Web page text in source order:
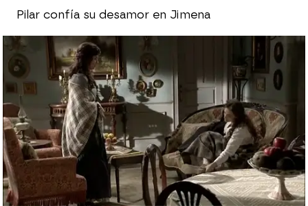
Pilar confía su desamor en Jimena
neox
Publicado:07 de mayo de 2012, 16:30